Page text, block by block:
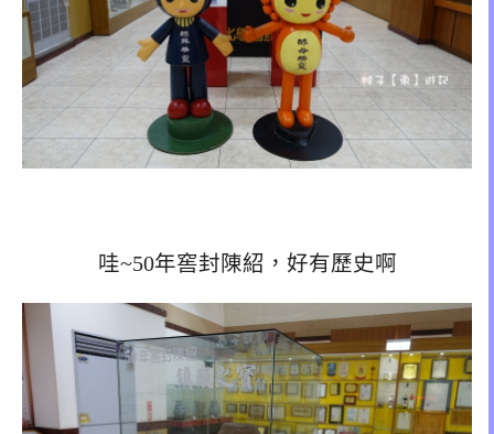
哇~50年窖封陳紹，好有歷史啊